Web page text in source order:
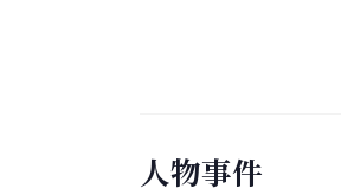
人物事件